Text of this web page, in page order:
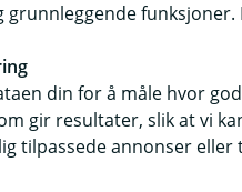
Regn ut
en egen konto, og sett
forskjellige formål, for
navn slik at det er
grunnleggende funksjoner.
din for å måle hvor
gir resultater, slik at vi
tilpassede annonser eller